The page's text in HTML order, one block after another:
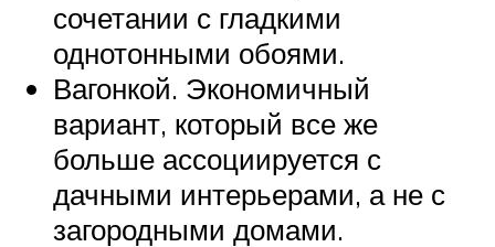
сочетании с гладкими
однотонными обоями.
Вагонкой. Экономичный
вариант, который все же
больше ассоциируется с
дачными интерьерами, а не с
загородными домами.